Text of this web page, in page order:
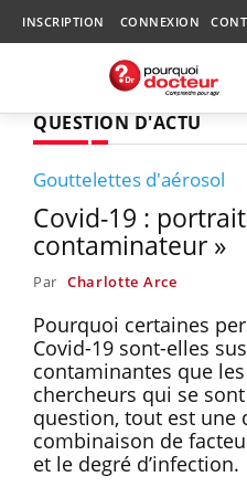
INSCRIPTION CONNEXION
QUESTION D'ACTU
Gouttelettes d'aérosol
Covid-19 :
contaminateur »
Par Charlotte Arce
Pourquoi certaines
Covid-19 sont-elles
contaminantes que
chercheurs qui se
question, tout est une
combinaison de
et le degré d’infection.